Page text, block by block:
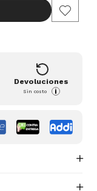
Devoluciones
Sin costo i